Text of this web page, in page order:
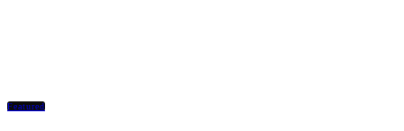
Featured